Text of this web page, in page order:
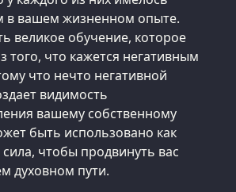
в вашем жизненном опыте.
великое обучение, которое
того, что кажется негативным
что нечто негативной
видимость
вашему собственному
быть использовано как
чтобы продвинуть вас
духовном пути.